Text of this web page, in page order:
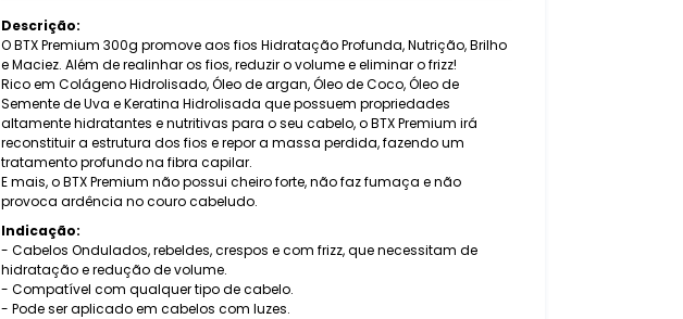
Descrição:
O BTX Premium 300g promove aos fios Hidratação Profunda, Nutrição, Brilho
e Maciez. Além de realinhar os fios, reduzir o volume e eliminar o frizz!
Rico em Colágeno Hidrolisado, Óleo de argan, Óleo de Coco, Óleo de
Semente de Uva e Keratina Hidrolisada que possuem propriedades
altamente hidratantes e nutritivas para o seu cabelo, o BTX Premium irá
reconstituir a estrutura dos fios e repor a massa perdida, fazendo um
tratamento profundo na fibra capilar.
E mais, o BTX Premium não possui cheiro forte, não faz fumaça e não
provoca ardência no couro cabeludo.
Indicação:
- Cabelos Ondulados, rebeldes, crespos e com frizz, que necessitam de
hidratação e redução de volume.
- Compatível com qualquer tipo de cabelo.
- Pode ser aplicado em cabelos com luzes.